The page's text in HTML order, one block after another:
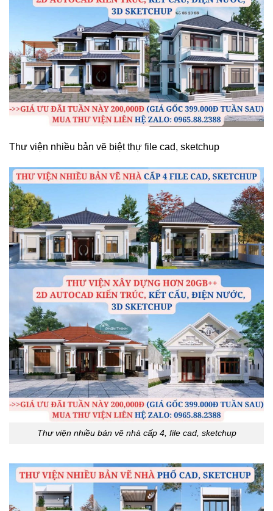
Thư viện nhiều bản vẽ biệt thự file cad, sketchup
Thư viện nhiều bản vẽ nhà cấp 4, file cad, sketchup